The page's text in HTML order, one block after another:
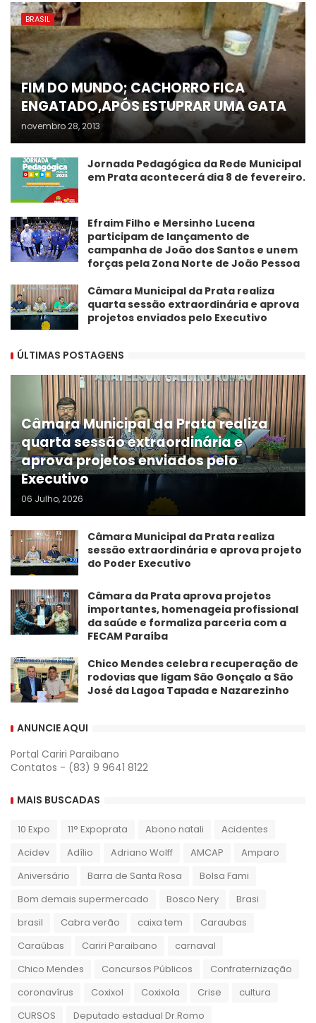
BRASIL
FIM DO MUNDO; CACHORRO FICA
ENGATADO,APÓS ESTUPRAR UMA GATA
novembro 28, 2013
Jornada Pedagógica da Rede Municipal
em Prata acontecerá dia 8 de fevereiro.
Efraim Filho e Mersinho Lucena
participam de lançamento de
campanha de João dos Santos e unem
forças pela Zona Norte de João Pessoa
Câmara Municipal da Prata realiza
quarta sessão extraordinária e aprova
projetos enviados pelo Executivo
ÚLTIMAS POSTAGENS
Câmara Municipal da Prata realiza
quarta sessão extraordinária e
aprova projetos enviados pelo
Executivo
06 Julho, 2026
Câmara Municipal da Prata realiza
sessão extraordinária e aprova projeto
do Poder Executivo
​Câmara da Prata aprova projetos
importantes, homenageia profissional
da saúde e formaliza parceria com a
FECAM Paraíba
Chico Mendes celebra recuperação de
rodovias que ligam São Gonçalo a São
José da Lagoa Tapada e Nazarezinho
ANUNCIE AQUI
Portal Cariri Paraibano
Contatos - (83) 9 9641 8122
MAIS BUSCADAS
10 Expo 11° Expoprata Abono natali
Acidentes
Acidev
Adílio Adriano Wolff AMCAP
Amparo
Aniversário
Barra de Santa Rosa
Bolsa Fami
Bom demais supermercado
Bosco Nery
Brasi
brasil
Cabra verão caixa tem
Caraubas
Caraúbas
Cariri Paraibano
carnaval
Chico Mendes
Concursos Públicos
Confraternização
coronavírus
Coxixol Coxixola Crise
cultura
CURSOS
Deputado estadual Dr.Romo